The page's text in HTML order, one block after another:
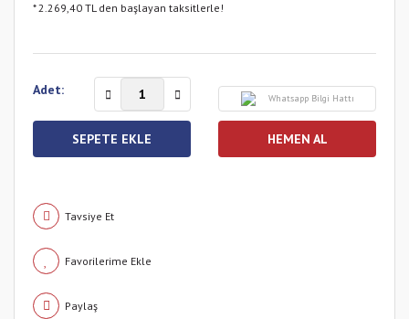
* 2.269,40 TL den başlayan taksitlerle!
Adet:
Whatsapp Bilgi Hattı
SEPETE EKLE HEMEN AL
Tavsiye Et
Paylaş